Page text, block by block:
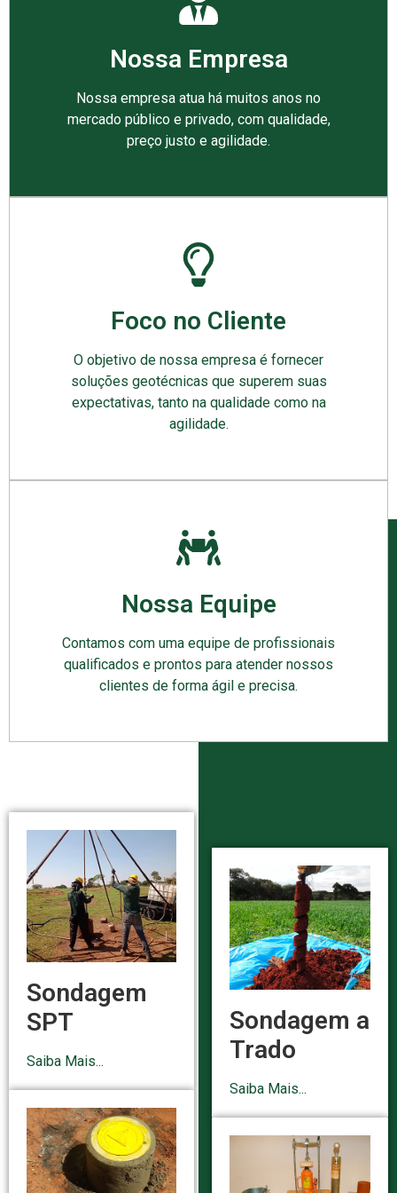
Nossa Empresa
Nossa empresa atua há muitos anos no
mercado público e privado, com qualidade,
preço justo e agilidade.
Foco no Cliente
O objetivo de nossa empresa é fornecer
soluções geotécnicas que superem suas
expectativas, tanto na qualidade como na
agilidade.
Nossa Equipe
Contamos com uma equipe de profissionais
qualificados e prontos para atender nossos
clientes de forma ágil e precisa.
Sondagem
SPT
Saiba Mais...
Sondagem a
Trado
Saiba Mais...